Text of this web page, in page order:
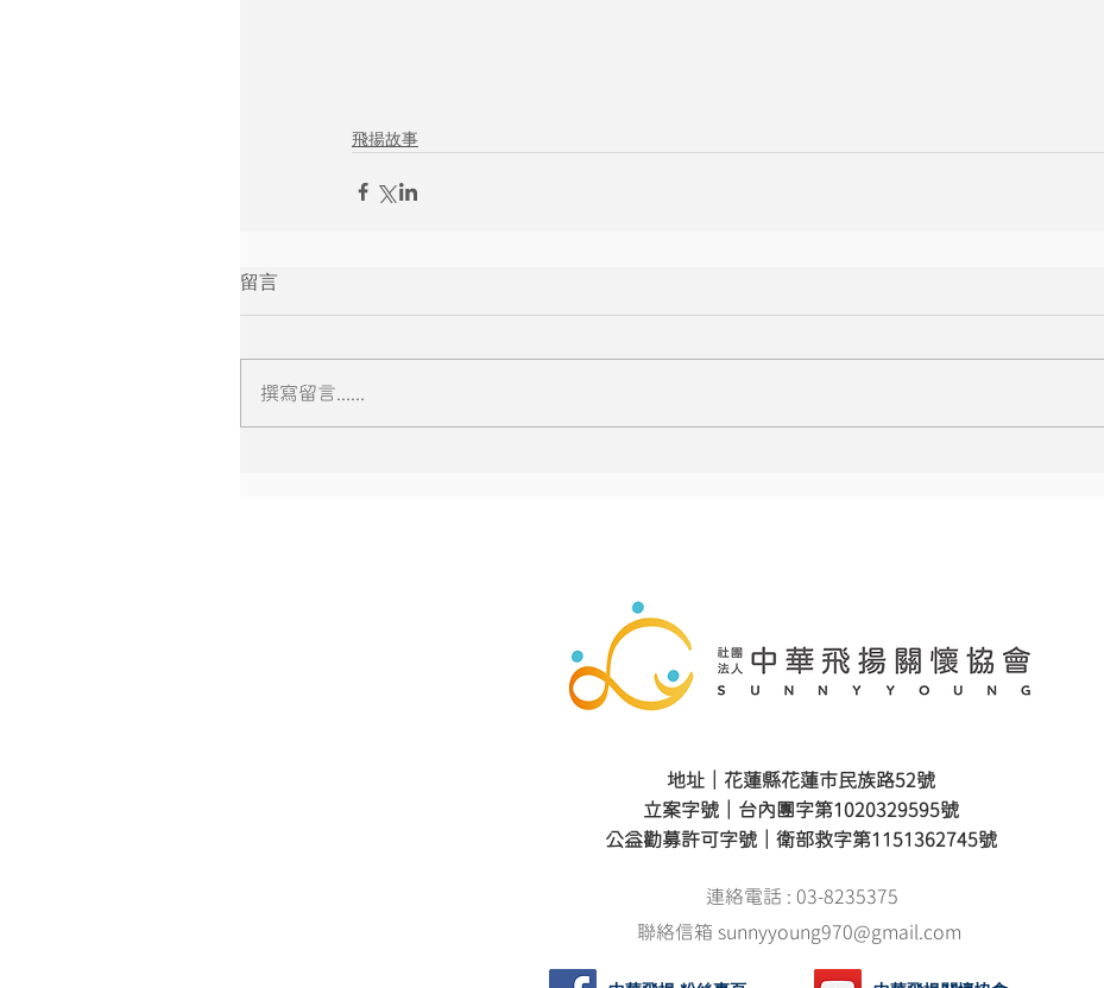
飛揚故事
留言
撰寫留言......
地址｜花蓮縣花蓮市民族路52號
立案字號｜台內團字第1020329595號
公益勸募許可字號｜衛部救字第1151362745號
連絡電話 : 03-8235375
聯絡信箱 sunnyyoung970@gmail.com